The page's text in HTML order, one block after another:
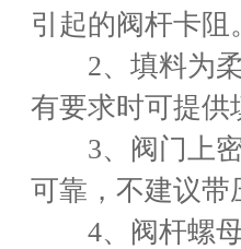
引起的阀杆卡阻。
2、填料为柔
有要求时可提供
3、阀门上密
可靠，不建议带
4、阀杆螺母